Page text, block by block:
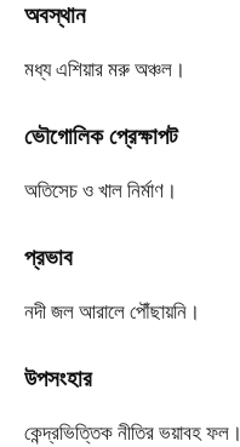
অবস্থান
মধ্য এশিয়ার মরু অঞ্চল।
ভৌগোলিক প্রেক্ষাপট
অতিসেচ ও খাল নির্মাণ।
প্রভাব
নদী জল আরালে পৌঁছায়নি।
উপসংহার
কেন্দ্রভিত্তিক নীতির ভয়াবহ ফল।